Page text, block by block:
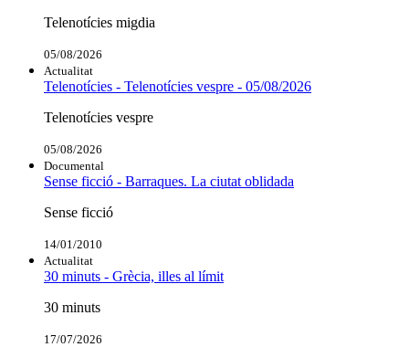
Telenotícies migdia
05/08/2026
Actualitat
Telenotícies - Telenotícies vespre - 05/08/2026
Telenotícies vespre
05/08/2026
Documental
Sense ficció - Barraques. La ciutat oblidada
Sense ficció
14/01/2010
Actualitat
30 minuts - Grècia, illes al límit
30 minuts
17/07/2026